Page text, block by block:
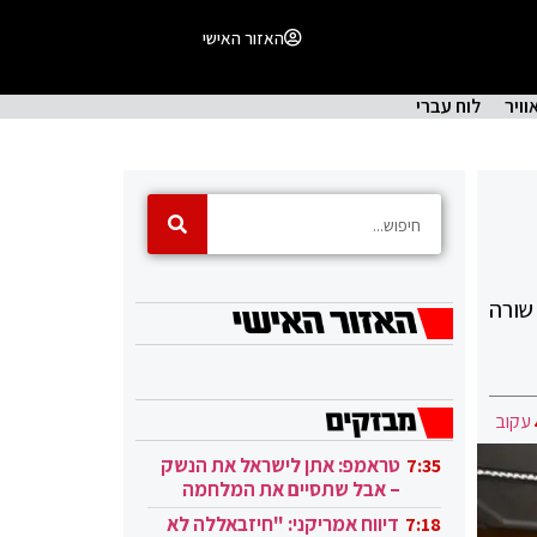
האזור האישי
לוח עברי
עקוב
7:35 טראמפ: אתן לישראל את הנשק
– אבל שתסיים את המלחמה
בעזה 7:18 דיווח אמריקני: "חיזבאללה לא